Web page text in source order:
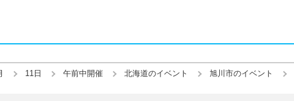
11日 午前中開催 北海道のイベント 旭川市のイベント